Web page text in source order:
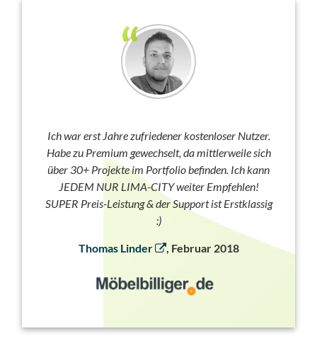
Ich war erst Jahre zufriedener kostenloser Nutzer.
Habe zu Premium gewechselt, da mittlerweile sich
über 30+ Projekte im Portfolio befinden. Ich kann
JEDEM NUR LIMA-CITY weiter Empfehlen!
SUPER Preis-Leistung & der Support ist Erstklassig
:)
Thomas Linder , Februar 2018